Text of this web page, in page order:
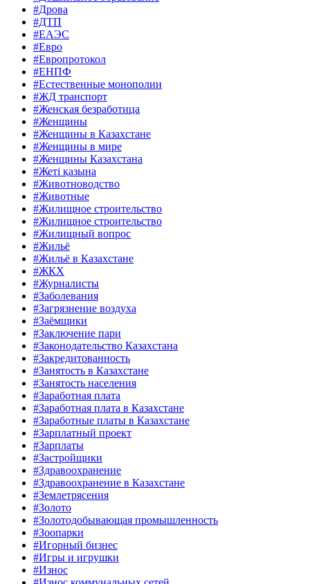
#Дрова
#ДТП
#ЕАЭС
#Евро
#Европротокол
#ЕНПФ
#Естественные монополии
#ЖД транспорт
#Женская безработица
#Женщины
#Женщины в Казахстане
#Женщины в мире
#Женщины Казахстана
#Жеті қазына
#Животноводство
#Животные
#Жилищное строительство
#Жилищное строительство
#Жилищный вопрос
#Жильё
#Жильё в Казахстане
#ЖКХ
#Журналисты
#Заболевания
#Загрязнение воздуха
#Заёмщики
#Заключение пари
#Законодательство Казахстана
#Закредитованность
#Занятость в Казахстане
#Занятость населения
#Заработная плата
#Заработная плата в Казахстане
#Заработные платы в Казахстане
#Зарплатный проект
#Зарплаты
#Застройщики
#Здравоохранение
#Здравоохранение в Казахстане
#Землетрясения
#Золото
#Золотодобывающая промышленность
#Зоопарки
#Игорный бизнес
#Игры и игрушки
#Износ